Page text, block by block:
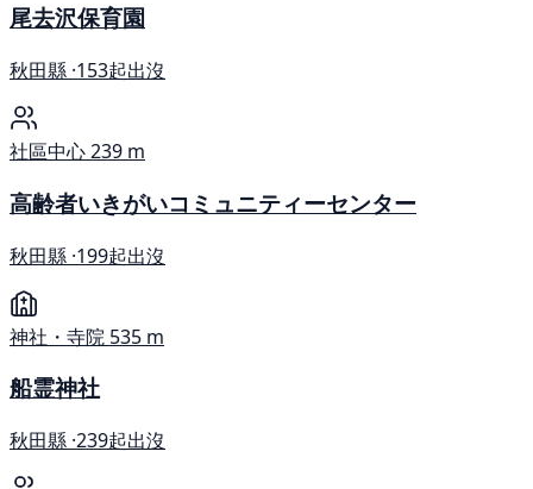
尾去沢保育園
秋田縣 ·153起出沒
社區中心239 m
高齢者いきがいコミュニティーセンター
秋田縣 ·199起出沒
神社・寺院 535 m
船霊神社
秋田縣 ·239起出沒